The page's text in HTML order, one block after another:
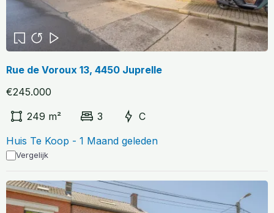
Rue de Voroux 13, 4450 Juprelle
€245.000
249 m²
3
C
Huis Te Koop - 1 Maand geleden
Vergelijk